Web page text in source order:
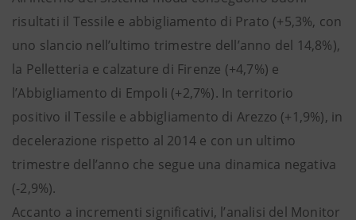
risultati il Tessile e abbigliamento di Prato (+5,3%, con
uno slancio nell’ultimo trimestre dell’anno del 14,8%),
la Pelletteria e calzature di Firenze (+4,7%) e
l’Abbigliamento di Empoli (+2,7%). In territorio
positivo il Tessile e abbigliamento di Arezzo (+1,9%), in
decelerazione rispetto al 2014 e con un ultimo
trimestre dell’anno che segue una dinamica negativa
(-2,9%).
Accanto a incrementi significativi, l’analisi del Monitor